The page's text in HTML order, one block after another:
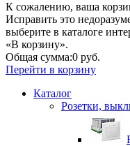
К сожалению, ваша
Исправить это
выберите в каталоге
«В корзину».
Общая сумма:0 руб.
Перейти в корзину
Каталог
Розетки,